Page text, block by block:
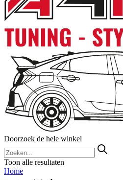
Doorzoek de hele winkel
Toon alle resultaten
Home